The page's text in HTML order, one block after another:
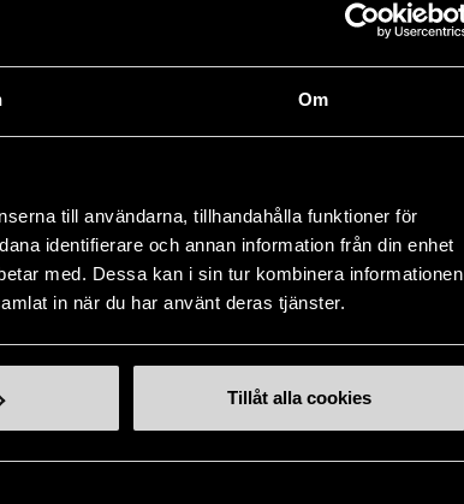
Om
till användarna, tillhandahålla funktioner för
identifierare och annan information från din enhet
med. Dessa kan i sin tur kombinera informationen
in när du har använt deras tjänster.
Tillåt alla cookies